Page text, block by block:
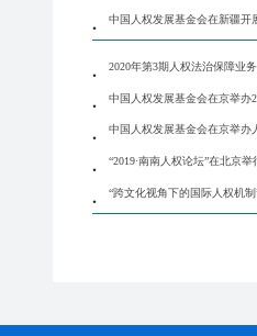
中国人权发展基金会在新疆开
2020年第3期人权法治保障业
中国人权发展基金会在京举办
中国人权发展基金会在京举办
“2019·南南人权论坛”在北京
“跨文化视角下的国际人权机